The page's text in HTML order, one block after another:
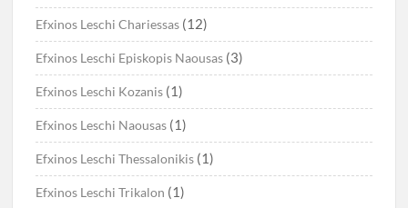
Efxinos Leschi Chariessas (12)
Efxinos Leschi Episkopis Naousas (3)
Efxinos Leschi Kozanis (1)
Efxinos Leschi Naousas (1)
Efxinos Leschi Thessalonikis (1)
Efxinos Leschi Trikalon (1)